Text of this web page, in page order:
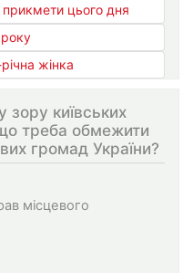
прикмети цього дня
жінка
зору київських
що треба обмежити
громад України?
місцевого